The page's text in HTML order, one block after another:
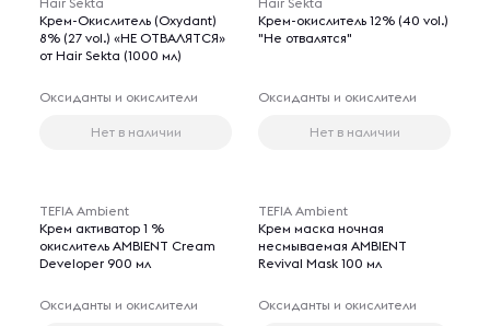
Крем-Окислитель (Oxydant)
8% (27 vol.) «НЕ ОТВАЛЯТСЯ»
от Hair Sekta (1000 мл)
Оксиданты и окислители
Нет в наличии
Крем-окислитель 12% (40 vol.)
"Не отвалятся"
Оксиданты и окислители
Нет в наличии
TEFIA Ambient
Крем активатор 1 %
окислитель AMBIENT Cream
Developer 900 мл
Оксиданты и окислители
TEFIA Ambient
Крем маска ночная
несмываемая AMBIENT
Revival Mask 100 мл
Оксиданты и окислители